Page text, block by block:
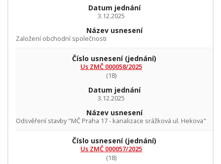
Datum jednání
3.12.2025
Název usnesení
Založení obchodní společnosti
Číslo usnesení(jednání)
Us ZMČ 000058/2025
(18)
Datum jednání
3.12.2025
Název usnesení
Odsvěření stavby "MČ Praha 17 - kanalizace srážková ul. Hekova"
Číslo usnesení(jednání)
Us ZMČ 000057/2025
(18)